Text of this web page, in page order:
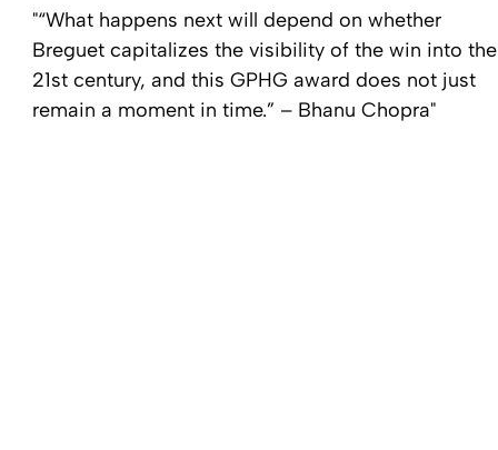
“What happens next will depend on whether
Breguet capitalizes the visibility of the win into the
21st century, and this GPHG award does not just
remain a moment in time.” – Bhanu Chopra